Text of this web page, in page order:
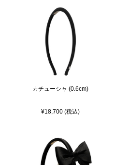
カチューシャ (0.6cm)
¥18,700 (税込)